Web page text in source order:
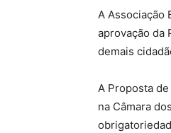
A Associação
aprovação da
demais
A Proposta
na Câmara